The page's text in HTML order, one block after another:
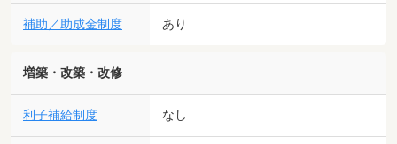
補助／助成金制度 あり
増築・改築・改修
利子補給制度 なし